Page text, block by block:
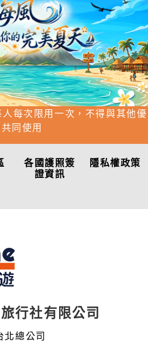
每次限用一次，不得與其他優
同使用
各國護照簽
證資訊
隱私權政策
行社有限公司
北總公司